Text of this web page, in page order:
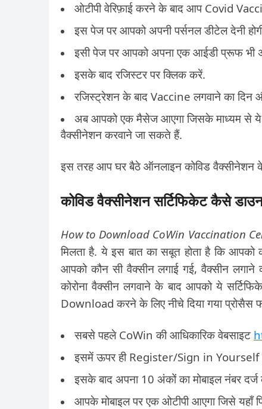
ओटीपी वेरिफ़ाई करने के बाद आप Covid
इस पेज पर आपको अपनी पर्सनल डीटेल देनी
इसी पेज पर आपको अपना एक आईडी प्रूफ भी
इसके बाद रजिस्टर पर क्लिक करें.
रजिस्ट्रेशन के बाद Vaccine लगवाने का
अब आपको एक मैसेज आएगा जिसके माध्यम से ये
वैक्सीनेशन करवाने जा सकते हैं.
इस तरह आप घर बैठे ऑनलाइन कोविड वैक्सीनेशन
कोविड वैक्सीनेशन सर्टिफिकेट कैसे
How to Download CoWin Vaccination
मिलता है. ये इस बात का सबूत होता है कि आपको
आपको कौन सी वैक्सीन लगाई गई, वैक्सीन
कोरोना वैक्सीन लगवाने के बाद आपको ये
Download करने के लिए नीचे दिया गया प्रोसैस
सबसे पहले CoWin की आधिकारिक वेबसाइट
इसमें ऊपर ही Register/Sign in Yourself
इसके बाद अपना 10 अंकों का मोबाइल नंबर
आपके मोबाइल पर एक ओटीपी आएगा जिसे यहाँ